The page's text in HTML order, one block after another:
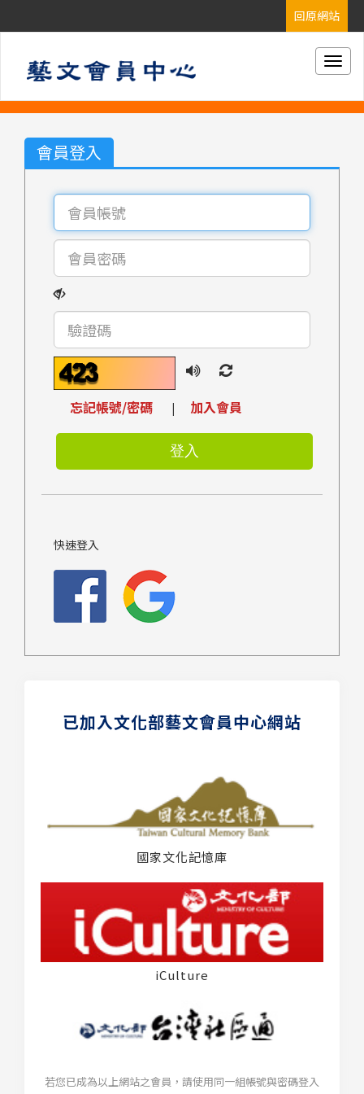
會員登入
忘記帳號/密碼 | 加入會員
快速登入
已加入文化部藝文會員中心網站
國家文化記憶庫
iCulture
若您已成為以上網站之會員，請使用同一組帳號與密碼登入